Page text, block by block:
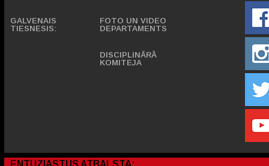
GALVENAIS
TIESNESIS:
FOTO UN VIDEO
DEPARTAMENTS
DISCIPLINĀRĀ
KOMITEJA